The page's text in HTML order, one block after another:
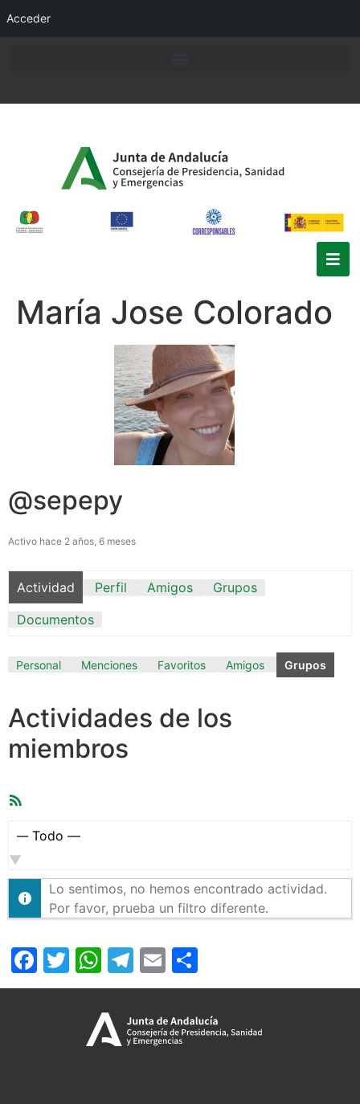
Acceder
María Jose Colorado
@sepepy
Activo hace 2 años, 6 meses
Actividad Perfil Amigos
Grupos
Documentos
Personal Menciones Favoritos Amigos Grupos
Actividades de los
miembros
Mostrar:
Lo sentimos, no hemos encontrado actividad.
Por favor, prueba un filtro diferente.
Facebook
Twitter
WhatsApp
Telegram
Email